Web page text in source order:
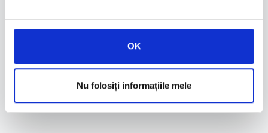
OK
Nu folosiți informațiile mele
Instant
Livrare pe email
PDF pentru ambele părți